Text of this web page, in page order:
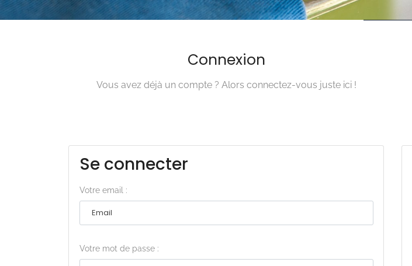
Connexion
Vous avez déjà un compte ? Alors connectez-vous juste ici !
Se connecter
Votre email :
Votre mot de passe :